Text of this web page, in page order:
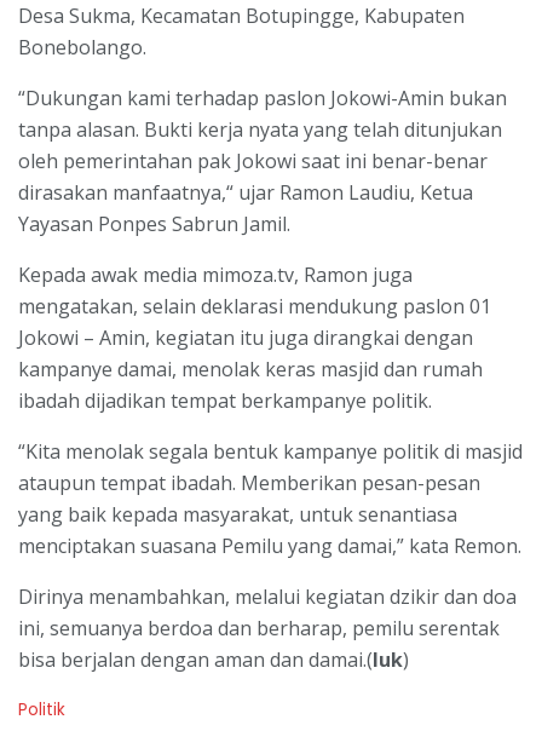
Desa Sukma, Kecamatan Botupingge, Kabupaten
Bonebolango.
“Dukungan kami terhadap paslon Jokowi-Amin bukan
tanpa alasan. Bukti kerja nyata yang telah ditunjukan
oleh pemerintahan pak Jokowi saat ini benar-benar
dirasakan manfaatnya,“ ujar Ramon Laudiu, Ketua
Yayasan Ponpes Sabrun Jamil.
Kepada awak media mimoza.tv, Ramon juga
mengatakan, selain deklarasi mendukung paslon 01
Jokowi – Amin, kegiatan itu juga dirangkai dengan
kampanye damai, menolak keras masjid dan rumah
ibadah dijadikan tempat berkampanye politik.
“Kita menolak segala bentuk kampanye politik di masjid
ataupun tempat ibadah. Memberikan pesan-pesan
yang baik kepada masyarakat, untuk senantiasa
menciptakan suasana Pemilu yang damai,” kata Remon.
Dirinya menambahkan, melalui kegiatan dzikir dan doa
ini, semuanya berdoa dan berharap, pemilu serentak
bisa berjalan dengan aman dan damai.(luk)
C
Politik